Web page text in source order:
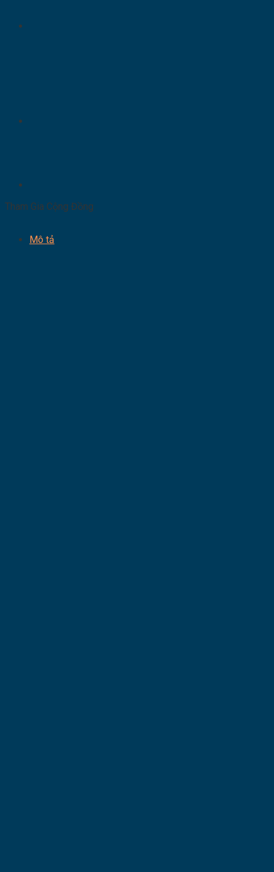
Tham Gia Cộng Đồng
Mô tả